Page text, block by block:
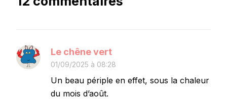
Le chêne vert
01/09/2025 à 08:28
Un beau périple en effet, sous la chaleur
du mois d’août.